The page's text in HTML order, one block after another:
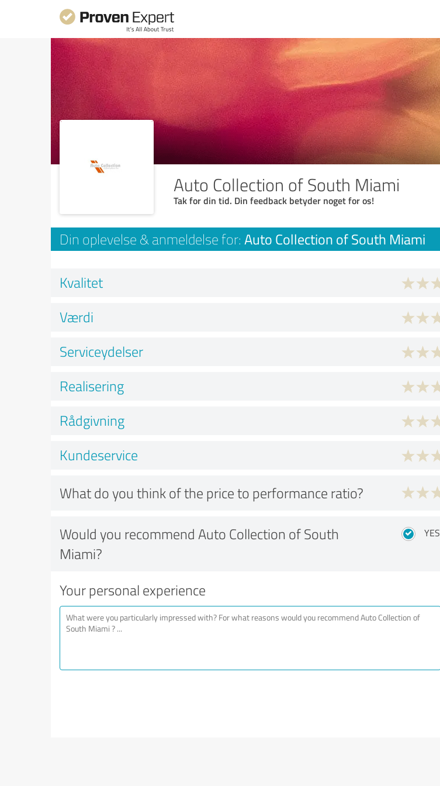
Auto Collection of South Miami
Tak for din tid. Din feedback betyder noget for os!
Din oplevelse & anmeldelse for: Auto Collection of South Miami
Kvalitet
Værdi
Serviceydelser
Realisering
Rådgivning
Kundeservice
What do you think of the price to performance ratio?
Would you recommend Auto Collection of South
Miami?
YES
Your personal experience